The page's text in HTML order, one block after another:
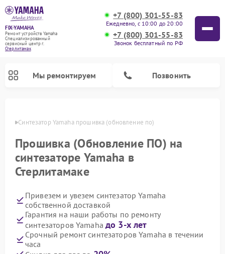
FIX-YAMAHA
Ремонт устройств Yamaha
Специализированный
cервисный центр г.
Стерлитамак
+7 (800) 301-55-83
Ежедневно, с 10:00 до 20:00
+7 (800) 301-55-83
Звонок бесплатный по РФ
Мы ремонтируем Позвонить
Синтезатор Yamaha прошивка (обновление по)
Прошивка (Обновление ПО) на
синтезаторе Yamaha в
Стерлитамаке
Привезем и увезем синтезатор Yamaha
собственной доставкой
Гарантия на наши работы по ремонту
синтезаторов Yamahaдо 3-х лет
Срочный ремонт синтезаторов Yamaha в течении
часа